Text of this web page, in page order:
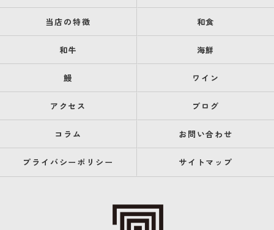
当店の特徴 和食
和牛 海鮮
鰻 ワイン
アクセス ブログ
コラム お問い合わせ
プライバシーポリシー サイトマップ